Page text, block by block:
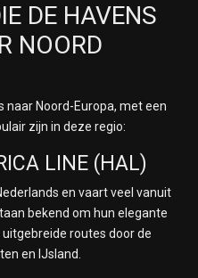
DE HAVENS
NOORD
naar Noord-Europa, met een
zijn in deze regio:
LINE (HAL)
en vaart veel vanuit
bekend om hun elegante
routes door de
en IJsland.